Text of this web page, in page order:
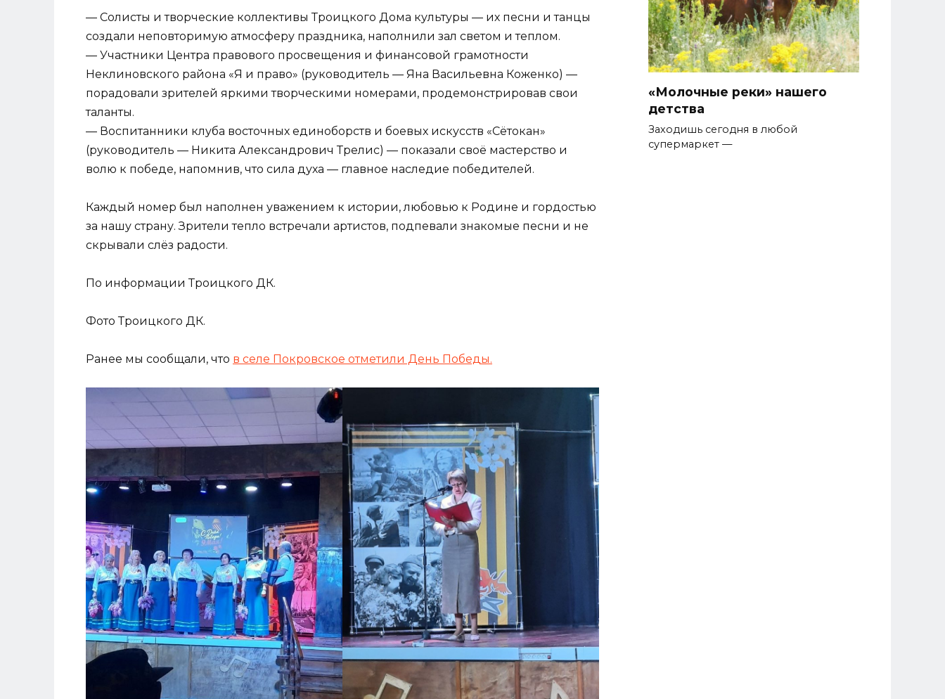
— Солисты и творческие коллективы Троицкого Дома культуры — их песни и танцы
создали неповторимую атмосферу праздника, наполнили зал светом и теплом.
— Участники Центра правового просвещения и финансовой грамотности
Неклиновского района «Я и право» (руководитель — Яна Васильевна Коженко) —
порадовали зрителей яркими творческими номерами, продемонстрировав свои
таланты.
— Воспитанники клуба восточных единоборств и боевых искусств «Сётокан»
(руководитель — Никита Александрович Трелис) — показали своё мастерство и
волю к победе, напомнив, что сила духа — главное наследие победителей.
Каждый номер был наполнен уважением к истории, любовью к Родине и гордостью
за нашу страну. Зрители тепло встречали артистов, подпевали знакомые песни и не
скрывали слёз радости.
По информации Троицкого ДК.
Фото Троицкого ДК.
Ранее мы сообщали, что в селе Покровское отметили День Победы.
«Молочные реки» нашего
детства
Заходишь сегодня в любой
супермаркет —